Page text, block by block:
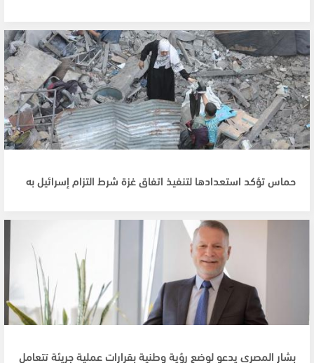
حماس تؤكد استعدادها لتنفيذ اتفاق غزة شرط التزام إسرائيل به
بشار المصري يدعو لوضع رؤية وطنية بقرارات عملية جريئة تتعامل